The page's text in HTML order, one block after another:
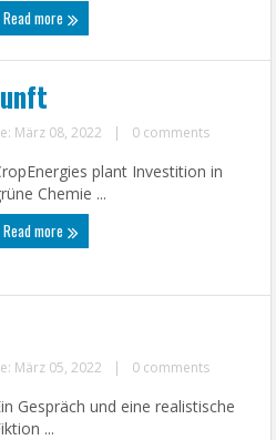
Read more
März 08, 2022 | 0 comments
plant Investition in
Chemie ...
Read more
März 05, 2022 | 0 comments
Gespräch und eine realistische
...